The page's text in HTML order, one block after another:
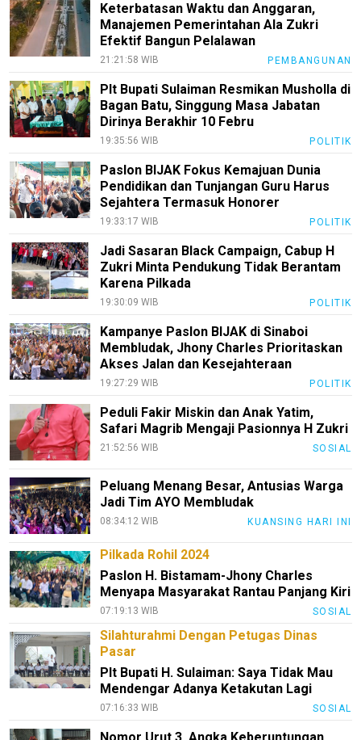
Keterbatasan Waktu dan Anggaran,
Manajemen Pemerintahan Ala Zukri
Efektif Bangun Pelalawan
21:21:58 WIB PEMBANGUNAN
Plt Bupati Sulaiman Resmikan Musholla di
Bagan Batu, Singgung Masa Jabatan
Dirinya Berakhir 10 Febru
19:35:56 WIB POLITIK
Paslon BIJAK Fokus Kemajuan Dunia
Pendidikan dan Tunjangan Guru Harus
Sejahtera Termasuk Honorer
19:33:17 WIB POLITIK
Jadi Sasaran Black Campaign, Cabup H
Zukri Minta Pendukung Tidak Berantam
Karena Pilkada
19:30:09 WIB POLITIK
Kampanye Paslon BIJAK di Sinaboi
Membludak, Jhony Charles Prioritaskan
Akses Jalan dan Kesejahteraan
19:27:29 WIB POLITIK
Peduli Fakir Miskin dan Anak Yatim,
Safari Magrib Mengaji Pasionnya H Zukri
21:52:56 WIB SOSIAL
Peluang Menang Besar, Antusias Warga
Jadi Tim AYO Membludak
08:34:12 WIB KUANSING HARI INI
Pilkada Rohil 2024
Paslon H. Bistamam-Jhony Charles
Menyapa Masyarakat Rantau Panjang Kiri
07:19:13 WIB SOSIAL
Silahturahmi Dengan Petugas Dinas
Pasar
Plt Bupati H. Sulaiman: Saya Tidak Mau
Mendengar Adanya Ketakutan Lagi
07:16:33 WIB SOSIAL